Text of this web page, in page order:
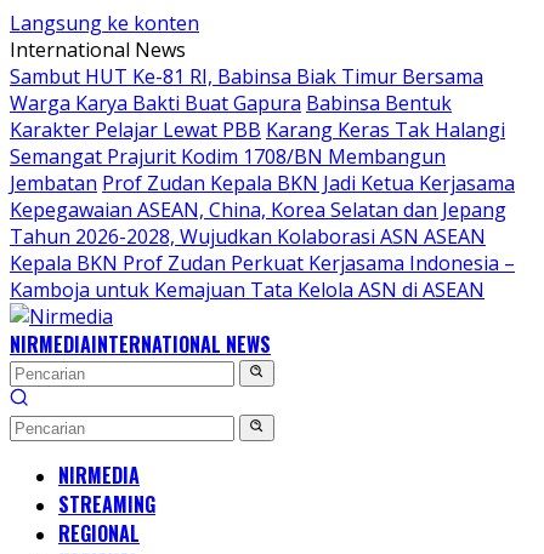
Langsung ke konten
International News
Sambut HUT Ke-81 RI, Babinsa Biak Timur Bersama
Warga Karya Bakti Buat Gapura Babinsa Bentuk
Karakter Pelajar Lewat PBB Karang Keras Tak Halangi
Semangat Prajurit Kodim 1708/BN Membangun
Jembatan Prof Zudan Kepala BKN Jadi Ketua Kerjasama
Kepegawaian ASEAN, China, Korea Selatan dan Jepang
Tahun 2026-2028, Wujudkan Kolaborasi ASN ASEAN
Kepala BKN Prof Zudan Perkuat Kerjasama Indonesia –
Kamboja untuk Kemajuan Tata Kelola ASN di ASEAN
NIRMEDIAINTERNATIONAL NEWS
NIRMEDIA
STREAMING
REGIONAL